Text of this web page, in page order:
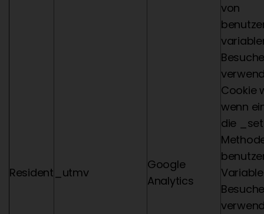
Resident _utmv
Google
Analytics
von
Cookie
wenn
die